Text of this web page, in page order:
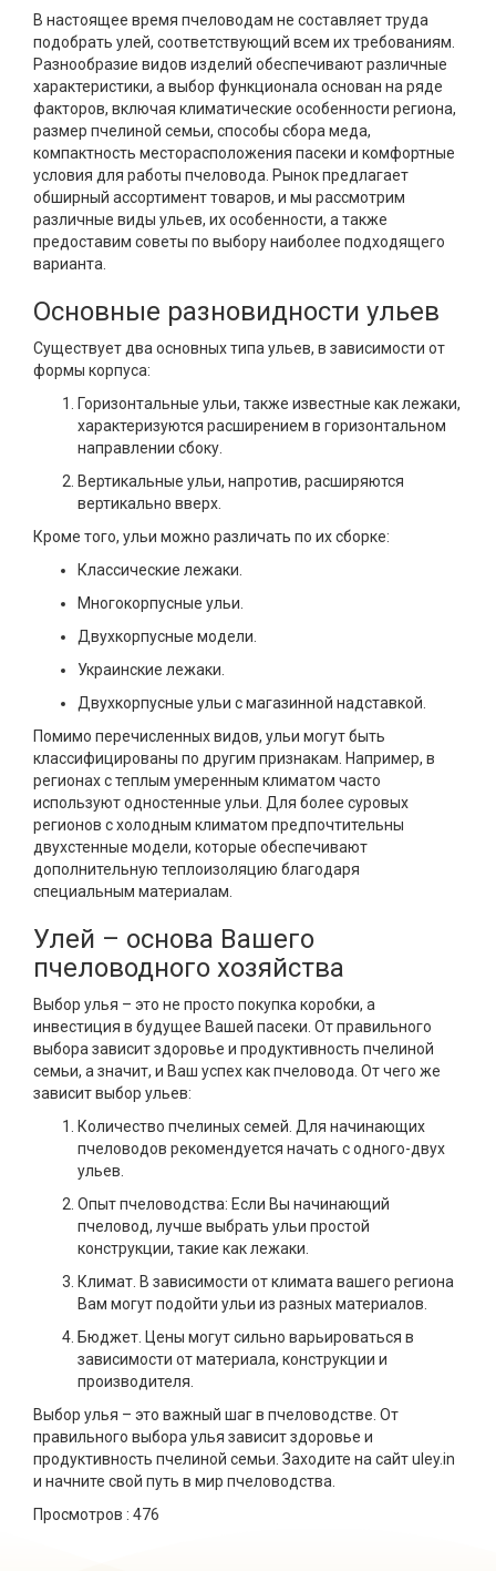
В настоящее время пчеловодам не составляет труда
подобрать улей, соответствующий всем их требованиям.
Разнообразие видов изделий обеспечивают различные
характеристики, а выбор функционала основан на ряде
факторов, включая климатические особенности региона,
размер пчелиной семьи, способы сбора меда,
компактность месторасположения пасеки и комфортные
условия для работы пчеловода. Рынок предлагает
обширный ассортимент товаров, и мы рассмотрим
различные виды ульев, их особенности, а также
предоставим советы по выбору наиболее подходящего
варианта.
Основные разновидности ульев
Существует два основных типа ульев, в зависимости от
формы корпуса:
Горизонтальные ульи, также известные как лежаки,
характеризуются расширением в горизонтальном
направлении сбоку.
Вертикальные ульи, напротив, расширяются
вертикально вверх.
Кроме того, ульи можно различать по их сборке:
Классические лежаки.
Многокорпусные ульи.
Двухкорпусные модели.
Украинские лежаки.
Двухкорпусные ульи с магазинной надставкой.
Помимо перечисленных видов, ульи могут быть
классифицированы по другим признакам. Например, в
регионах с теплым умеренным климатом часто
используют одностенные ульи. Для более суровых
регионов с холодным климатом предпочтительны
двухстенные модели, которые обеспечивают
дополнительную теплоизоляцию благодаря
специальным материалам.
Улей – основа Вашего
пчеловодного хозяйства
Выбор улья – это не просто покупка коробки, а
инвестиция в будущее Вашей пасеки. От правильного
выбора зависит здоровье и продуктивность пчелиной
семьи, а значит, и Ваш успех как пчеловода. От чего же
зависит выбор ульев:
Количество пчелиных семей. Для начинающих
пчеловодов рекомендуется начать с одного-двух
ульев.
Опыт пчеловодства: Если Вы начинающий
пчеловод, лучше выбрать ульи простой
конструкции, такие как лежаки.
Климат. В зависимости от климата вашего региона
Вам могут подойти ульи из разных материалов.
Бюджет. Цены могут сильно варьироваться в
зависимости от материала, конструкции и
производителя.
Выбор улья – это важный шаг в пчеловодстве. От
правильного выбора улья зависит здоровье и
продуктивность пчелиной семьи. Заходите на сайт uley.in
и начните свой путь в мир пчеловодства.
Просмотров : 476